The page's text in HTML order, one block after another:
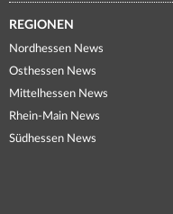
REGIONEN
Nordhessen News
Osthessen News
Mittelhessen News
Rhein-Main News
Südhessen News